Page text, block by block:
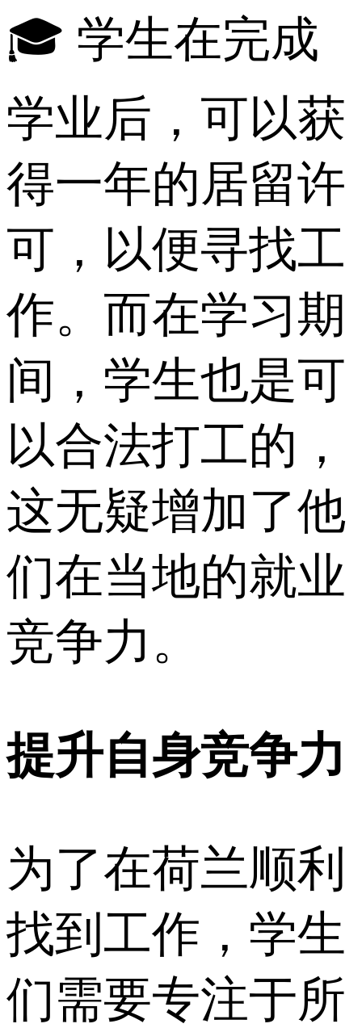
🎓 学生在完成
学业后，可以获
得一年的居留许
可，以便寻找工
作。而在学习期
间，学生也是可
以合法打工的，
这无疑增加了他
们在当地的就业
竞争力。
提升自身竞争力
为了在荷兰顺利
找到工作，学生
们需要专注于所